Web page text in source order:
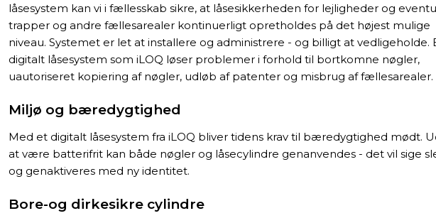
låsesystem kan vi i fællesskab sikre, at låsesikkerheden for lejligheder og
trapper og andre fællesarealer kontinuerligt opretholdes på det højest mulige
niveau. Systemet er let at installere og administrere - og billigt at vedligeholde.
digitalt låsesystem som iLOQ løser problemer i forhold til bortkomne nøgler,
uautoriseret kopiering af nøgler, udløb af patenter og misbrug af fællesarealer.
Miljø og bæredygtighed
Med et digitalt låsesystem fra iLOQ bliver tidens krav til bæredygtighed mødt.
at være batterifrit kan både nøgler og låsecylindre genanvendes - det vil sige
og genaktiveres med ny identitet.
Bore-og dirkesikre cylindre